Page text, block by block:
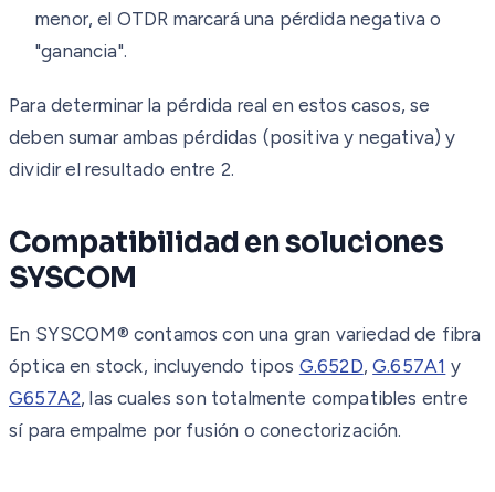
menor, el OTDR marcará una pérdida negativa o
"ganancia".
Para determinar la pérdida real en estos casos, se
deben sumar ambas pérdidas (positiva y negativa) y
dividir el resultado entre 2.
Compatibilidad en soluciones
SYSCOM
En SYSCOM® contamos con una gran variedad de fibra
óptica en stock, incluyendo tipos G.652D,G.657A1 y
G657A2, las cuales son totalmente compatibles entre
sí para empalme por fusión o conectorización.